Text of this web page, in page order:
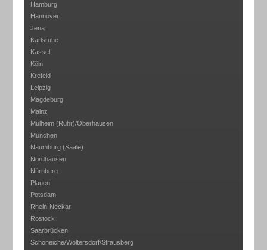
Hamburg
Hannover
Jena
Karlsruhe
Kassel
Köln
Krefeld
Leipzig
Magdeburg
Mainz
Mülheim (Ruhr)/Oberhausen
München
Naumburg (Saale)
Nordhausen
Nürnberg
Plauen
Potsdam
Rhein-Neckar
Rostock
Saarbrücken
Schöneiche/Woltersdorf/Strausberg